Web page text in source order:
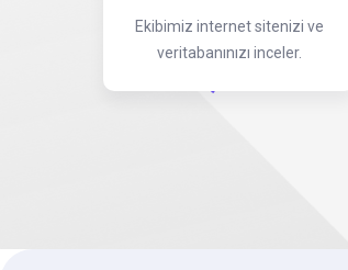
Ekibimiz internet sitenizi ve
veritabanınızı inceler.